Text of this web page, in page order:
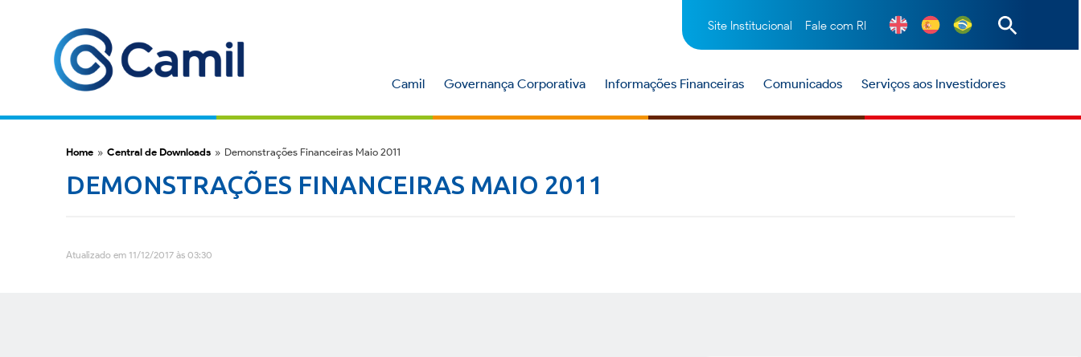
Site Institucional Fale com RI
Camil Governança Corporativa Informações Financeiras Comunicados Serviços aos Investidores
Home » Central de Downloads » Demonstrações Financeiras Maio 2011
DEMONSTRAÇÕES FINANCEIRAS MAIO 2011
Atualizado em 11/12/2017 às 03:30